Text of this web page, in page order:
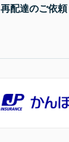
再配達のご依頼